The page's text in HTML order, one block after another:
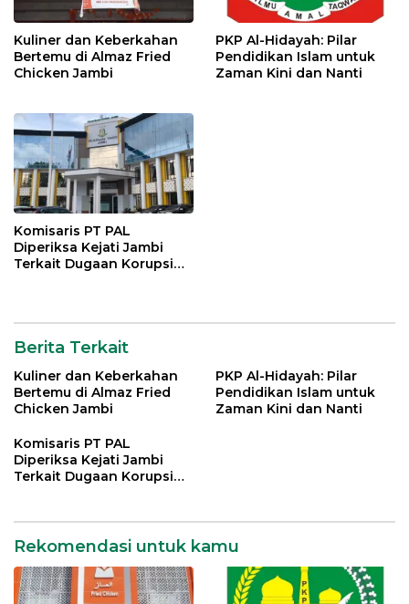
Kuliner dan Keberkahan
Bertemu di Almaz Fried
Chicken Jambi
PKP Al-Hidayah: Pilar
Pendidikan Islam untuk
Zaman Kini dan Nanti
Komisaris PT PAL
Diperiksa Kejati Jambi
Terkait Dugaan Korupsi
Berita Terkait
Kuliner dan Keberkahan
Bertemu di Almaz Fried
Chicken Jambi
PKP Al-Hidayah: Pilar
Pendidikan Islam untuk
Zaman Kini dan Nanti
Komisaris PT PAL
Diperiksa Kejati Jambi
Terkait Dugaan Korupsi
Rekomendasi untuk kamu